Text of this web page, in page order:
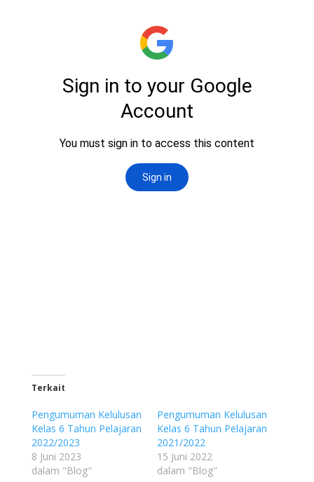
Terkait
Pengumuman Kelulusan
Kelas 6 Tahun Pelajaran
2022/2023
8 Juni 2023
dalam "Blog"
Pengumuman Kelulusan
Kelas 6 Tahun Pelajaran
2021/2022
15 Juni 2022
dalam "Blog"